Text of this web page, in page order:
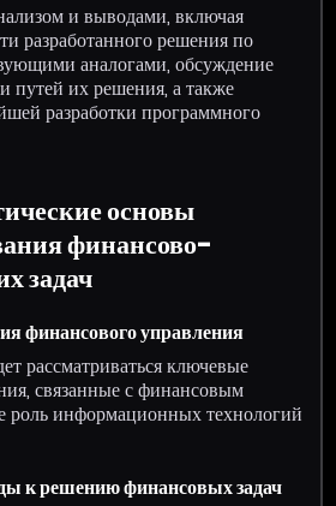
и выводами, включая
разработанного решения по
аналогами, обсуждение
путей их решения, а также
разработки программного
основы
финансово-
задач
финансового управления
рассматриваться ключевые
связанные с финансовым
роль информационных технологий
к решению финансовых задач